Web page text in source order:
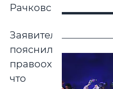
Рачковская.
Заявитель
пояснил
правоохранителям,
что